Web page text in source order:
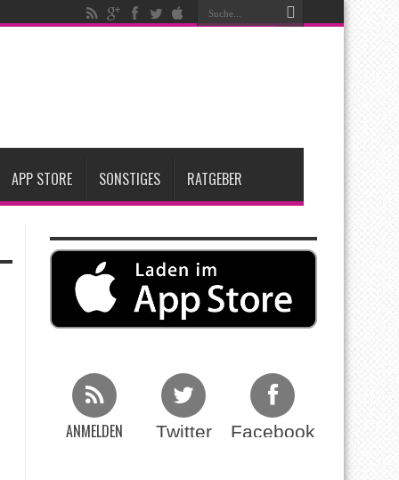
Apple übernimmt Softwarefirma PlasmaSolve
APP STORE SONSTIGES RATGEBER
ANMELDEN Twitter Facebook